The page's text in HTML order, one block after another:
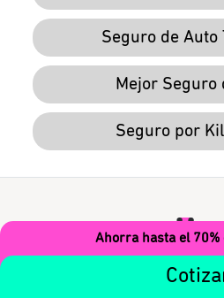
Ahorra hasta el 70%
Seguro de Auto
Mejor Seguro
Seguro por